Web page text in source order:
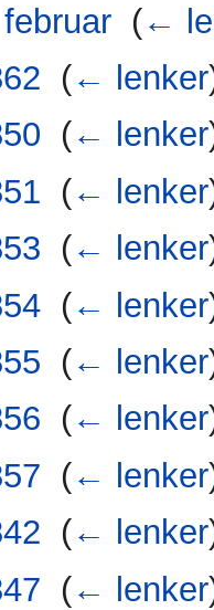
(←
(← lenker
(← lenker
(← lenker
(← lenker
(← lenker
(← lenker
(← lenker
(← lenker
(← lenker
(← lenker